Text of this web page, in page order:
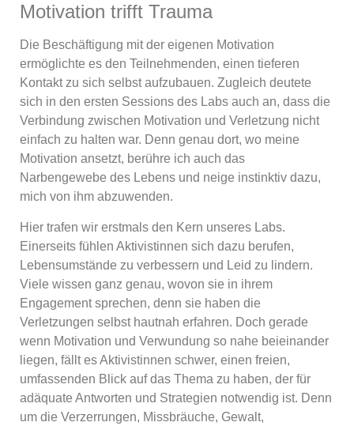
Motivation trifft Trauma
Die Beschäftigung mit der eigenen Motivation
ermöglichte es den Teilnehmenden, einen tieferen
Kontakt zu sich selbst aufzubauen. Zugleich deutete
sich in den ersten Sessions des Labs auch an, dass die
Verbindung zwischen Motivation und Verletzung nicht
einfach zu halten war. Denn genau dort, wo meine
Motivation ansetzt, berühre ich auch das
Narbengewebe des Lebens und neige instinktiv dazu,
mich von ihm abzuwenden.
Hier trafen wir erstmals den Kern unseres Labs.
Einerseits fühlen Aktivistinnen sich dazu berufen,
Lebensumstände zu verbessern und Leid zu lindern.
Viele wissen ganz genau, wovon sie in ihrem
Engagement sprechen, denn sie haben die
Verletzungen selbst hautnah erfahren. Doch gerade
wenn Motivation und Verwundung so nahe beieinander
liegen, fällt es Aktivistinnen schwer, einen freien,
umfassenden Blick auf das Thema zu haben, der für
adäquate Antworten und Strategien notwendig ist. Denn
um die Verzerrungen, Missbräuche, Gewalt,